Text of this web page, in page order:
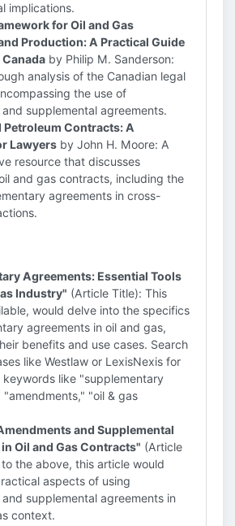
implications.
for Oil and Gas
Production: A Practical Guide
by Philip M. Sanderson:
analysis of the Canadian legal
the use of
supplemental agreements.
Petroleum Contracts: A
Lawyers by John H. Moore: A
resource that discusses
and gas contracts, including the
agreements in cross-
Agreements: Essential Tools
Industry" (Article Title): This
would delve into the specifics
agreements in oil and gas,
benefits and use cases. Search
like Westlaw or LexisNexis for
keywords like "supplementary
"amendments," "oil & gas
and Supplemental
Oil and Gas Contracts" (Article
the above, this article would
aspects of using
supplemental agreements in
context.